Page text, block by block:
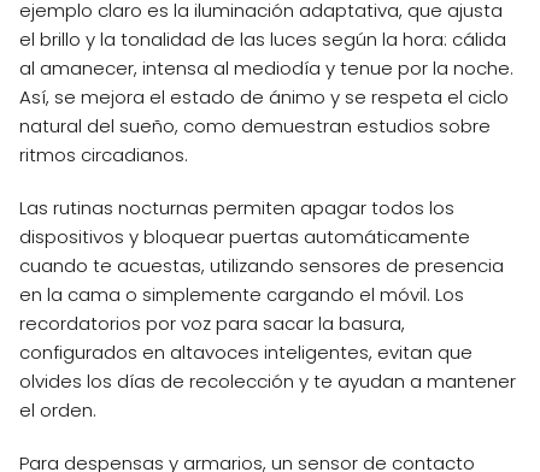
ejemplo claro es la iluminación adaptativa, que ajusta
el brillo y la tonalidad de las luces según la hora: cálida
al amanecer, intensa al mediodía y tenue por la noche.
Así, se mejora el estado de ánimo y se respeta el ciclo
natural del sueño, como demuestran estudios sobre
ritmos circadianos.
Las rutinas nocturnas permiten apagar todos los
dispositivos y bloquear puertas automáticamente
cuando te acuestas, utilizando sensores de presencia
en la cama o simplemente cargando el móvil. Los
recordatorios por voz para sacar la basura,
configurados en altavoces inteligentes, evitan que
olvides los días de recolección y te ayudan a mantener
el orden.
Para despensas y armarios, un sensor de contacto